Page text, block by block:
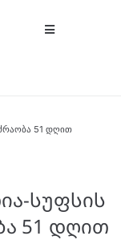
51 დღით
სუფსის
51 დღით